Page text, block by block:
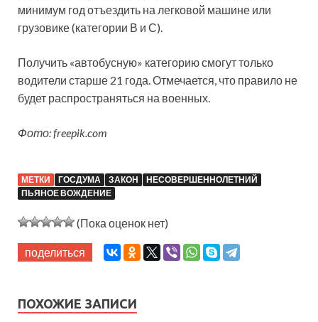
минимум год отъездить на легковой машине или
грузовике (категории В и С).
Получить «автобусную» категорию смогут только
водители старше 21 года. Отмечается, что правило не
будет распространяться на военных.
Фото: freepik.com
МЕТКИ ГОСДУМА ЗАКОН
НЕСОВЕРШЕННОЛЕТНИЙ
ПЬЯНОЕ ВОЖДЕНИЕ
(Пока оценок нет)
поделиться
ПОХОЖИЕ ЗАПИСИ